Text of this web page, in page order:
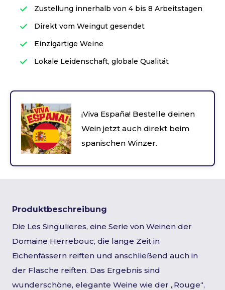
Zustellung innerhalb von 4 bis 8 Arbeitstagen
Direkt vom Weingut gesendet
Einzigartige Weine
Lokale Leidenschaft, globale Qualität
¡Viva España! Bestelle deinen
Wein jetzt auch direkt beim
spanischen Winzer.
Produktbeschreibung
Die Les Singulieres, eine Serie von Weinen der
Domaine Herrebouc, die lange Zeit in
Eichenfässern reiften und anschließend auch in
der Flasche reiften. Das Ergebnis sind
wunderschöne, elegante Weine wie der „Rouge“,